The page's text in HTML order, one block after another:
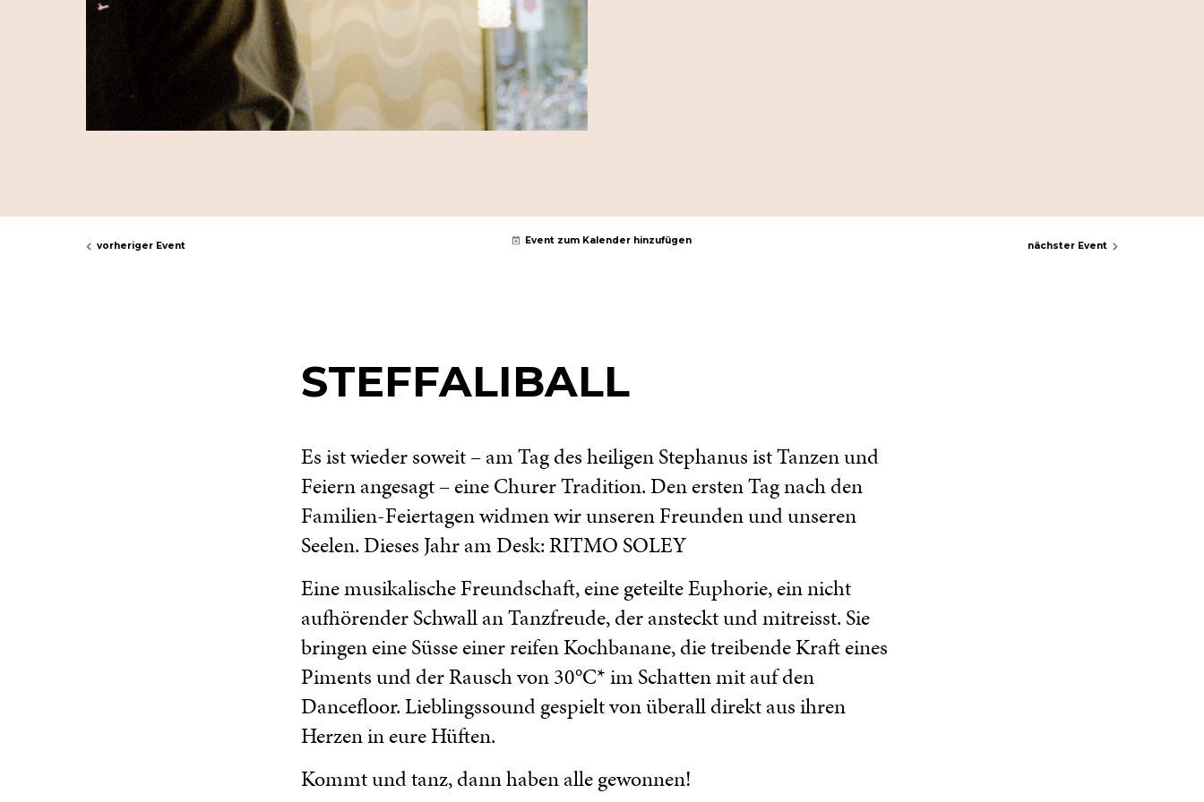
vorheriger Event Event zum Kalender hinzufügen
STEFFALIBALL
Es ist wieder soweit – am Tag des heiligen Stephanus ist Tanzen und
Feiern angesagt – eine Churer Tradition. Den ersten Tag nach den
Familien-Feiertagen widmen wir unseren Freunden und unseren
Seelen. Dieses Jahr am Desk: RITMO SOLEY
Eine musikalische Freundschaft, eine geteilte Euphorie, ein nicht
aufhörender Schwall an Tanzfreude, der ansteckt und mitreisst. Sie
bringen eine Süsse einer reifen Kochbanane, die treibende Kraft eines
Piments und der Rausch von 30°C* im Schatten mit auf den
Dancefloor. Lieblingssound gespielt von überall direkt aus ihren
Herzen in eure Hüften.
Kommt und tanz, dann haben alle gewonnen!
nächster Event